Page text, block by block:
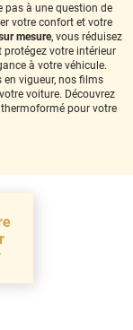
pas à une question de
votre confort et votre
mesure, vous réduisez
protégez votre intérieur
à votre véhicule.
vigueur, nos films
voiture. Découvrez
pour votre